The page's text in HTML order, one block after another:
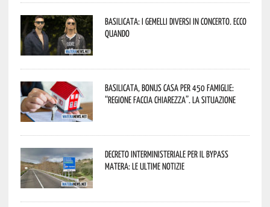
Basilicata: i Gemelli DiVersi in concerto. Ecco
quando
Basilicata, Bonus casa per 450 famiglie:
“Regione faccia chiarezza”. La situazione
Decreto interministeriale per il Bypass
Matera: le ultime notizie